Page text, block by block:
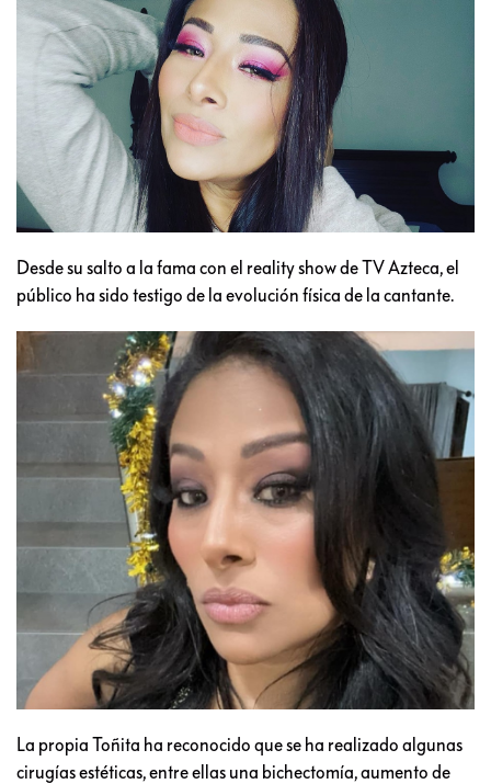
Desde su salto a la fama con el reality show de TV Azteca, el
público ha sido testigo de la evolución física de la cantante.
La propia Toñita ha reconocido que se ha realizado algunas
cirugías estéticas, entre ellas una bichectomía, aumento de